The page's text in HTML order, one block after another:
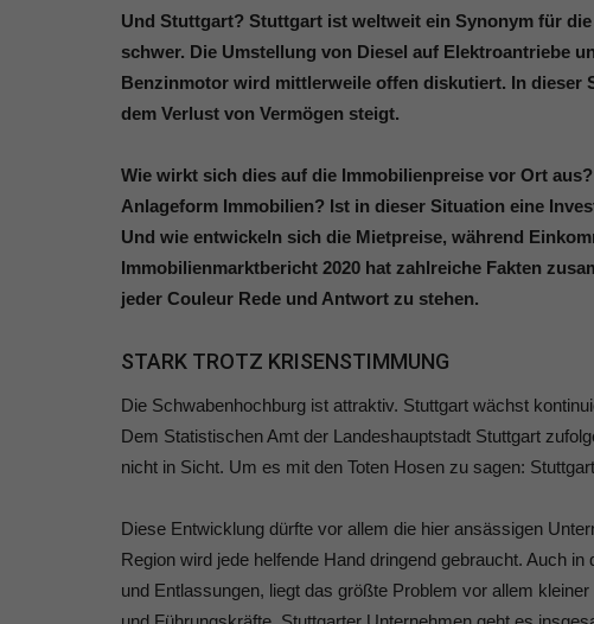
Und Stuttgart? Stuttgart ist weltweit ein Synonym für
schwer. Die Umstellung von Diesel auf Elektroantriebe
Benzinmotor wird mittlerweile offen diskutiert. In
dem Verlust von Vermögen steigt.
Wie wirkt sich dies auf die Immobilienpreise vor Ort
Anlageform Immobilien? Ist in dieser Situation eine
Und wie entwickeln sich die Mietpreise, während
Immobilienmarktbericht 2020 hat zahlreiche Fakten
jeder Couleur Rede und Antwort zu stehen.
STARK TROTZ KRISENSTIMMUNG
Die Schwabenhochburg ist attraktiv. Stuttgart wächst
Dem Statistischen Amt der Landeshauptstadt Stuttgart
nicht in Sicht. Um es mit den Toten Hosen zu sagen:
Diese Entwicklung dürfte vor allem die hier ansässigen
Region wird jede helfende Hand dringend gebraucht. Auch
und Entlassungen, liegt das größte Problem vor allem